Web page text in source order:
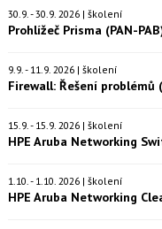
30.9. - 30.9. 2026 | školení
Prohlížeč Prisma (PAN-
9.9. - 11.9. 2026 | školení
Firewall: Řešení problémů
15.9. - 15.9. 2026 | školení
HPE Aruba Networking
1.10. - 1.10. 2026 | školení
HPE Aruba Networking